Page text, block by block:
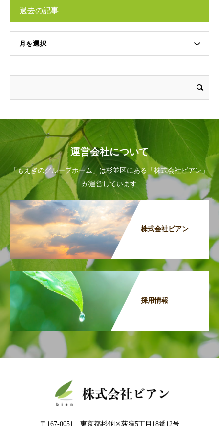
過去の記事
月を選択
運営会社について
「もえぎのグループホーム」は杉並区にある「株式会社ビアン」
が運営しています
株式会社ビアン
採用情報
〒167-0051 東京都杉並区荻窪5丁目18番12号